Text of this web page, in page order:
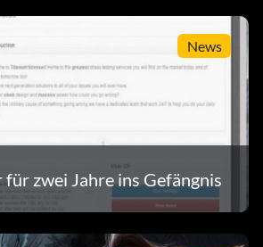
News
zwei Jahre ins Gefängnis